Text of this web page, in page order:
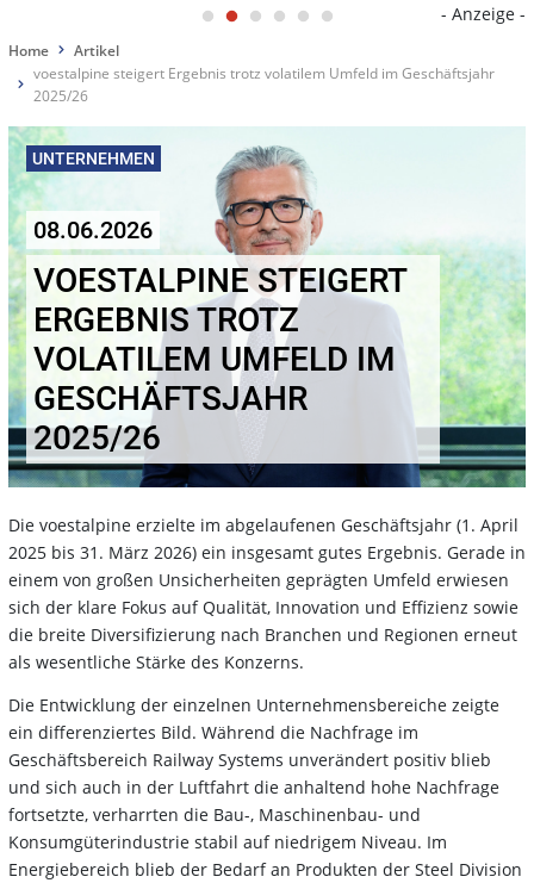
- Anzeige -
Home
Artikel
voestalpine steigert Ergebnis trotz volatilem Umfeld im Geschäftsjahr
2025/26
UNTERNEHMEN
08.06.2026
VOESTALPINE STEIGERT
ERGEBNIS TROTZ
VOLATILEM UMFELD IM
GESCHÄFTSJAHR
2025/26
Die voestalpine erzielte im abgelaufenen Geschäftsjahr (1. April
2025 bis 31. März 2026) ein insgesamt gutes Ergebnis. Gerade in
einem von großen Unsicherheiten geprägten Umfeld erwiesen
sich der klare Fokus auf Qualität, Innovation und Effizienz sowie
die breite Diversifizierung nach Branchen und Regionen erneut
als wesentliche Stärke des Konzerns.
Die Entwicklung der einzelnen Unternehmensbereiche zeigte
ein differenziertes Bild. Während die Nachfrage im
Geschäftsbereich Railway Systems unverändert positiv blieb
und sich auch in der Luftfahrt die anhaltend hohe Nachfrage
fortsetzte, verharrten die Bau-, Maschinenbau- und
Konsumgüterindustrie stabil auf niedrigem Niveau. Im
Energiebereich blieb der Bedarf an Produkten der Steel Division